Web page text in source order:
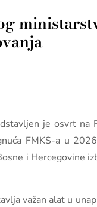
je osvrt na
FMKS-a u
i Hercegovine
važan alat u